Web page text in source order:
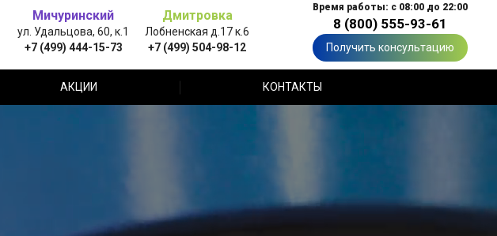
Мичуринский
ул. Удальцова, 60, к.1
+7 (499) 444-15-73
Дмитровка
Лобненская д.17 к.6
+7 (499) 504-98-12
Время работы: с 08:00 до 22:00
8 (800) 555-93-61
Получить консультацию
АКЦИИ КОНТАКТЫ